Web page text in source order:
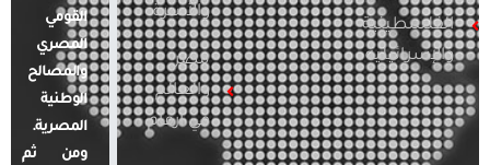
الفلسطينية
والإسرائيلية
والأسرة
مصر
والعالم
في أرقام
القومي
المصري
والمصالح
الوطنية
المصرية.
ومن ثم